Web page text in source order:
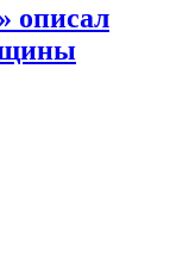
описал